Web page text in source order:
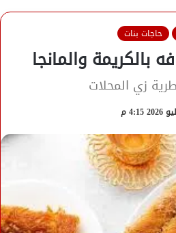
حاجات بنات
بالكريمة والمانجا
زي المحلات